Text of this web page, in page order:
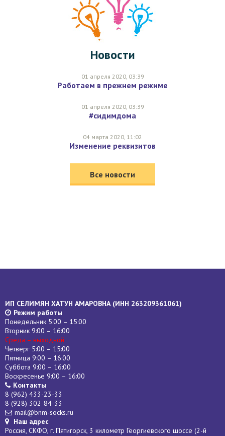
Новости
01 апреля 2020, 03:39
Работаем в прежнем режиме
01 апреля 2020, 03:39
#сидимдома
04 марта 2020, 11:02
Изменение реквизитов
Все новости
ИП СЕЛИМЯН ХАТУН АМАРОВНА (ИНН 263209361061)
Режим работы
Понедельник 5:00 – 15:00
Вторник 9:00 – 16:00
Среда – выходной
Четверг 5:00 – 15:00
Пятница 9:00 – 16:00
Суббота 9:00 – 16:00
Воскресенье 9:00 – 16:00
Контакты
8 (962) 433-23-33
8 (928) 302-84-33
mail@bnm-socks.ru
Наш адрес
Россия, СКФО, г. Пятигорск, 3 километр Георгиевского шоссе (2-й